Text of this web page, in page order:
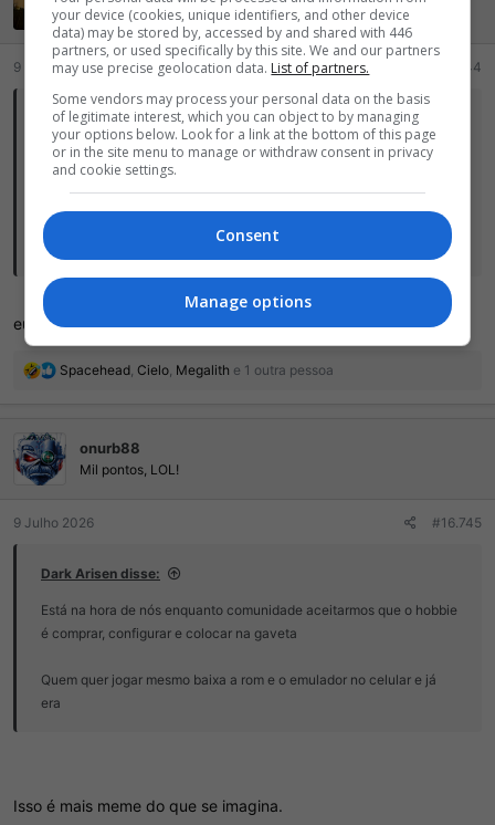
e
s
:
Mil pontos, LOL!
9 Julho 2026 #16.744
Dark Arisen disse:
Está na hora de nós enquanto comunidade aceitarmos que o hobbie
é comprar, configurar e colocar na gaveta
Quem quer jogar mesmo baixa a rom e o emulador no celular e já
era
eu sempre penso que se fosse pra jogar eu nem comprava
R
õ
e
Spacehead, Cielo, Megalith e 1 outra pessoa
onurb88
Mil pontos, LOL!
9 Julho 2026 #16.745
Dark Arisen disse:
Está na hora de nós enquanto comunidade aceitarmos que o hobbie
é comprar, configurar e colocar na gaveta
Quem quer jogar mesmo baixa a rom e o emulador no celular e já
era
Isso é mais meme do que se imagina.
your device (cookies, unique identifiers, and other device
data) may be stored by, accessed by and shared with 446
partners, or used specifically by this site. We and our partners
may use precise geolocation data. List of partners.
Some vendors may process your personal data on the basis
of legitimate interest, which you can object to by managing
your options below. Look for a link at the bottom of this page
or in the site menu to manage or withdraw consent in privacy
and cookie settings.
Consent
Manage options